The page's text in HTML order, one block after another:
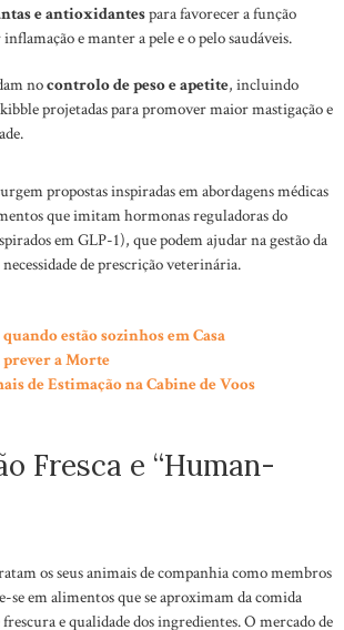
e antioxidantespara favorecer a função
e manter a pele e o pelo saudáveis.
nocontrolo de peso e apetite, incluindo
projetadas para promover maior mastigação e
propostas inspiradas em abordagens médicas
que imitam hormonas reguladoras do
em GLP-1), que podem ajudar na gestão da
de prescrição veterinária.
estão sozinhos em Casa
prever a Morte
de Estimação na Cabine de Voos
Fresca e “Human-
os seus animais de companhia como membros
se em alimentos que se aproximam da comida
e qualidade dos ingredientes. O mercado de